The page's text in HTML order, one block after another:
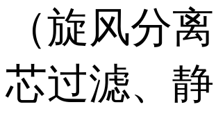
（旋风分
芯过滤、